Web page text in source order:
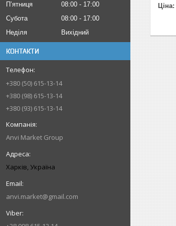
Пʼятниця
08:00
17:00
Субота
08:00
17:00
Неділя
Вихідний
КОНТАКТИ
+380 (50) 615-13-14
+380 (98) 615-13-14
+380 (93) 615-13-14
Anvi Market Group
Харків, Україна
anvi.market@gmail.com
Ціна: